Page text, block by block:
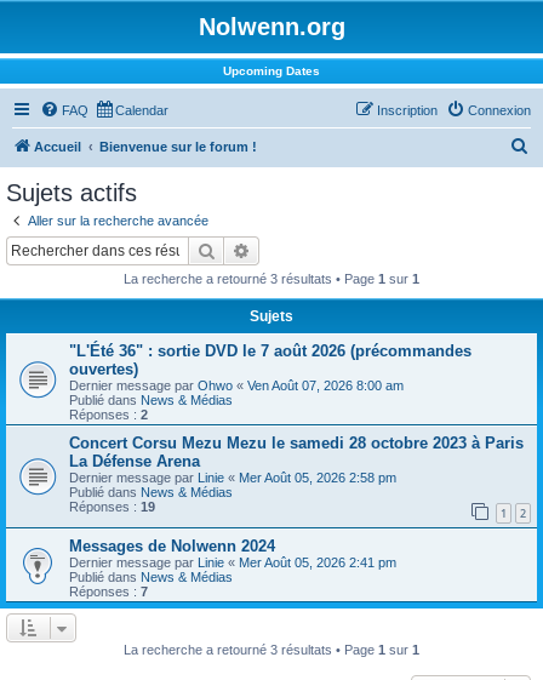
Nolwenn.org
Upcoming Dates
FAQ Calendar Connexion
Inscription
Accueil Bienvenue sur le forum !
Sujets actifs
Aller sur la recherche avancée
Rechercher
La recherche a retourné 3 résultats • Page 1 sur 1
Sujets
"L'Été 36" : sortie DVD le 7 août 2026 (précommandes
ouvertes)
Dernier message par Ohwo « Ven Août 07, 2026 8:00 am
Publié dans News & Médias
Réponses : 2
Concert Corsu Mezu Mezu le samedi 28 octobre 2023 à Paris
La Défense Arena
Dernier message par Linie « Mer Août 05, 2026 2:58 pm
Publié dans News & Médias
Réponses : 19 1 2
Messages de Nolwenn 2024
Dernier message par Linie « Mer Août 05, 2026 2:41 pm
Publié dans News & Médias
Réponses : 7
La recherche a retourné 3 résultats • Page 1 sur 1